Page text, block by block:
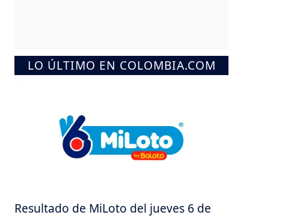
LO ÚLTIMO EN COLOMBIA.COM
Resultado de MiLoto del jueves 6 de